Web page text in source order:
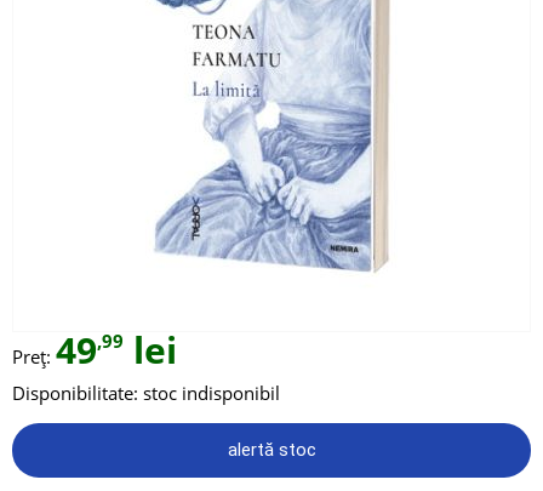
Preț: 49,99 lei
Disponibilitate: stoc indisponibil
alertă stoc